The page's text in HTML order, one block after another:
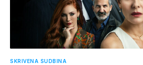
SKRIVENA SUDBINA